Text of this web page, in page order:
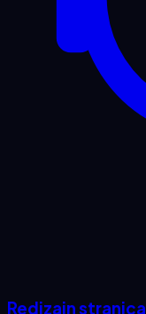
Redizajn stranica